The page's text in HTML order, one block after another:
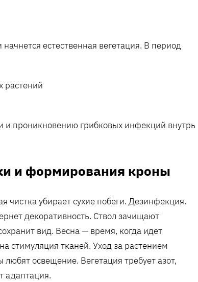
естественная вегетация. В период
и проникновению грибковых инфекций внутрь
и формирования кроны
чистка убирает сухие побеги. Дезинфекция.
декоративность. Ствол зачищают
вид. Весна — время‚ когда идет
стимуляция тканей. Уход за растением
освещение. Вегетация требует азот‚
адаптация.